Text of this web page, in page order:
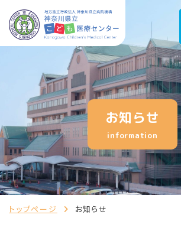
お知らせ
information
トップページ お知らせ